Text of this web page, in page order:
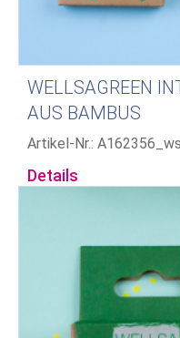
WELLSAGREEN
AUS BAMBUS
Artikel-Nr.:
Details